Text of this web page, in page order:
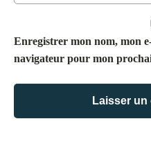
Enregistrer mon nom, mon
navigateur pour mon